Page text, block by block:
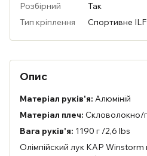
Розбірний
Так
Тип кріплення
Спортивне ILF
Опис
Матеріал руків'я: Алюміній
Матеріал плеч: Скловолокно/
Вага руків'я: 1190 г /2,6 lbs
Олімпійский лук KAP Winstorm